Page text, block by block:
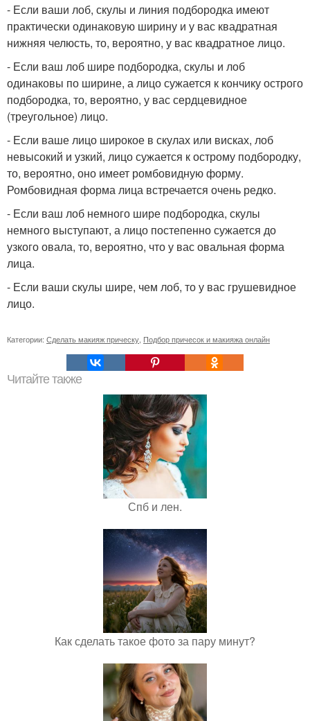
- Если ваши лоб, скулы и линия подбородка имеют
практически одинаковую ширину и у вас квадратная
нижняя челюсть, то, вероятно, у вас квадратное лицо.
- Если ваш лоб шире подбородка, скулы и лоб
одинаковы по ширине, а лицо сужается к кончику острого
подбородка, то, вероятно, у вас сердцевидное
(треугольное) лицо.
- Если ваше лицо широкое в скулах или висках, лоб
невысокий и узкий, лицо сужается к острому подбородку,
то, вероятно, оно имеет ромбовидную форму.
Ромбовидная форма лица встречается очень редко.
- Если ваш лоб немного шире подбородка, скулы
немного выступают, а лицо постепенно сужается до
узкого овала, то, вероятно, что у вас овальная форма
лица.
- Если ваши скулы шире, чем лоб, то у вас грушевидное
лицо.
Категории: Сделать макияж прическу Подбор причесок и макияжа онлайн
Читайте также
Спб и лен.
Как сделать такое фото за пару минут?